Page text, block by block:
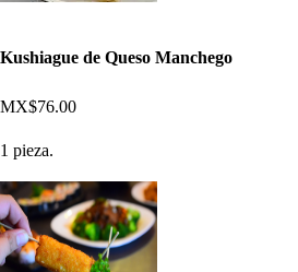
Kushiague de Queso Manchego
MX$76.00
1 pieza.